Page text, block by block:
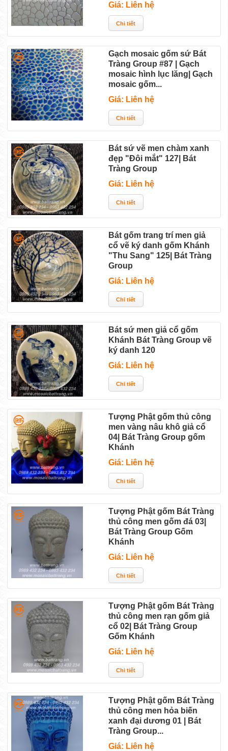
Giá: Liên hệ
Gạch mosaic gốm sứ Bát
Tràng Group #87 | Gạch
mosaic hình lục lăng| Gạch
mosaic gốm...
Giá: Liên hệ
Bát sứ vẽ men chàm xanh
đẹp "Đôi mắt" 127| Bát
Tràng Group
Giá: Liên hệ
Bát gốm trang trí men giả
cổ vẽ ký danh gốm Khánh
"Thu Sang" 125| Bát Tràng
Group
Giá: Liên hệ
Bát sứ men giả cổ gốm
Khánh Bát Tràng Group vẽ
ký danh 120
Giá: Liên hệ
Tượng Phật gốm thủ công
men vàng nâu khô giả cổ
04| Bát Tràng Group gốm
Khánh
Giá: Liên hệ
Tượng Phật gốm Bát Tràng
thủ công men gốm đá 03|
Bát Tràng Group Gốm
Khánh
Giá: Liên hệ
Tượng Phật gốm Bát Tràng
thủ công men rạn gốm giả
cổ 02| Bát Tràng Group
Gốm Khánh
Giá: Liên hệ
Tượng Phật gốm Bát Tràng
thủ công men hỏa biến
xanh đại dương 01 | Bát
Tràng Group...
Giá: Liên hệ